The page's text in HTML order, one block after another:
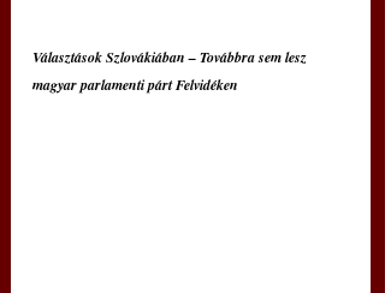
Választások Szlovákiában – Továbbra sem lesz
magyar parlamenti párt Felvidéken